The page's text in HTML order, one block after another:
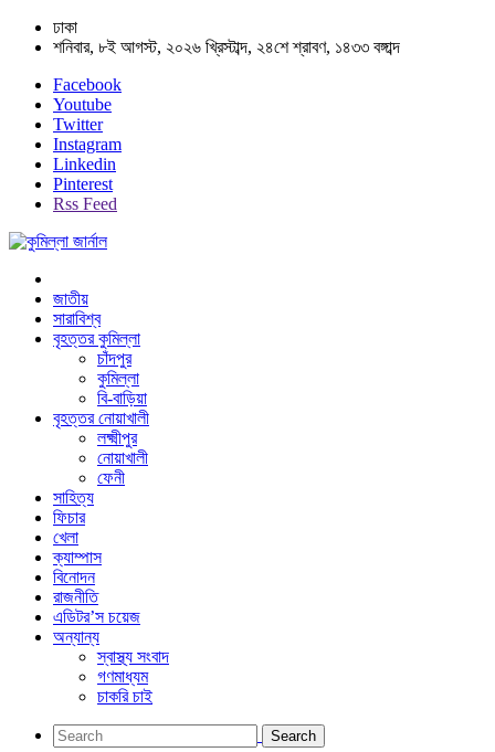
ঢাকা
শনিবার, ৮ই আগস্ট, ২০২৬ খ্রিস্টাব্দ, ২৪শে শ্রাবণ, ১৪৩৩ বঙ্গাব্দ
Facebook
Youtube
Twitter
Instagram
Linkedin
Pinterest
Rss Feed
জাতীয়
সারাবিশ্ব
বৃহত্তর কুমিল্লা
চাঁদপুর
কুমিল্লা
বি-বাড়িয়া
বৃহত্তর নোয়াখালী
লক্ষ্মীপুর
নোয়াখালী
ফেনী
সাহিত্য
ফিচার
খেলা
ক্যাম্পাস
বিনোদন
রাজনীতি
এডিটর’স চয়েজ
অন্যান্য
স্বাস্থ্য সংবাদ
গণমাধ্যম
চাকরি চাই